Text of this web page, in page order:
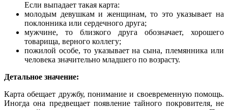
Если выпадает такая карта:
молодым девушкам и женщинам, то это указывает на
поклонника или сердечного друга;
мужчине, то близкого друга обозначает, хорошего
товарища, верного коллегу;
пожилой особе, то указывает на сына, племянника или
человека значительно младшего по возрасту.
Детальное значение:
Карта обещает дружбу, понимание и своевременную помощь.
Иногда она предвещает появление тайного покровителя, не